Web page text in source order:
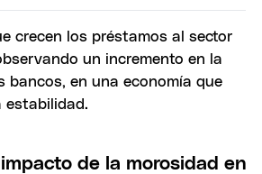
de la morosidad en